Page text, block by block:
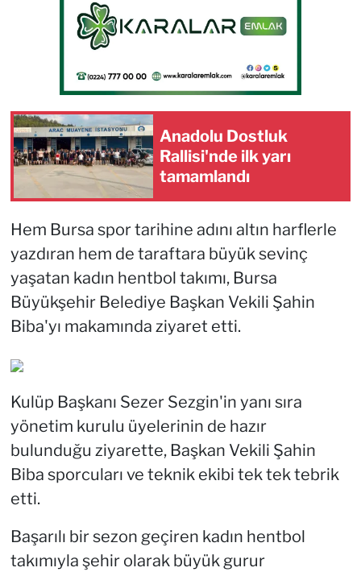
Anadolu Dostluk
Rallisi'nde ilk yarı
tamamlandı
Hem Bursa spor tarihine adını altın harflerle
yazdıran hem de taraftara büyük sevinç
yaşatan kadın hentbol takımı, Bursa
Büyükşehir Belediye Başkan Vekili Şahin
Biba'yı makamında ziyaret etti.
Kulüp Başkanı Sezer Sezgin'in yanı sıra
yönetim kurulu üyelerinin de hazır
bulunduğu ziyarette, Başkan Vekili Şahin
Biba sporcuları ve teknik ekibi tek tek tebrik
etti.
Başarılı bir sezon geçiren kadın hentbol
takımıyla şehir olarak büyük gurur